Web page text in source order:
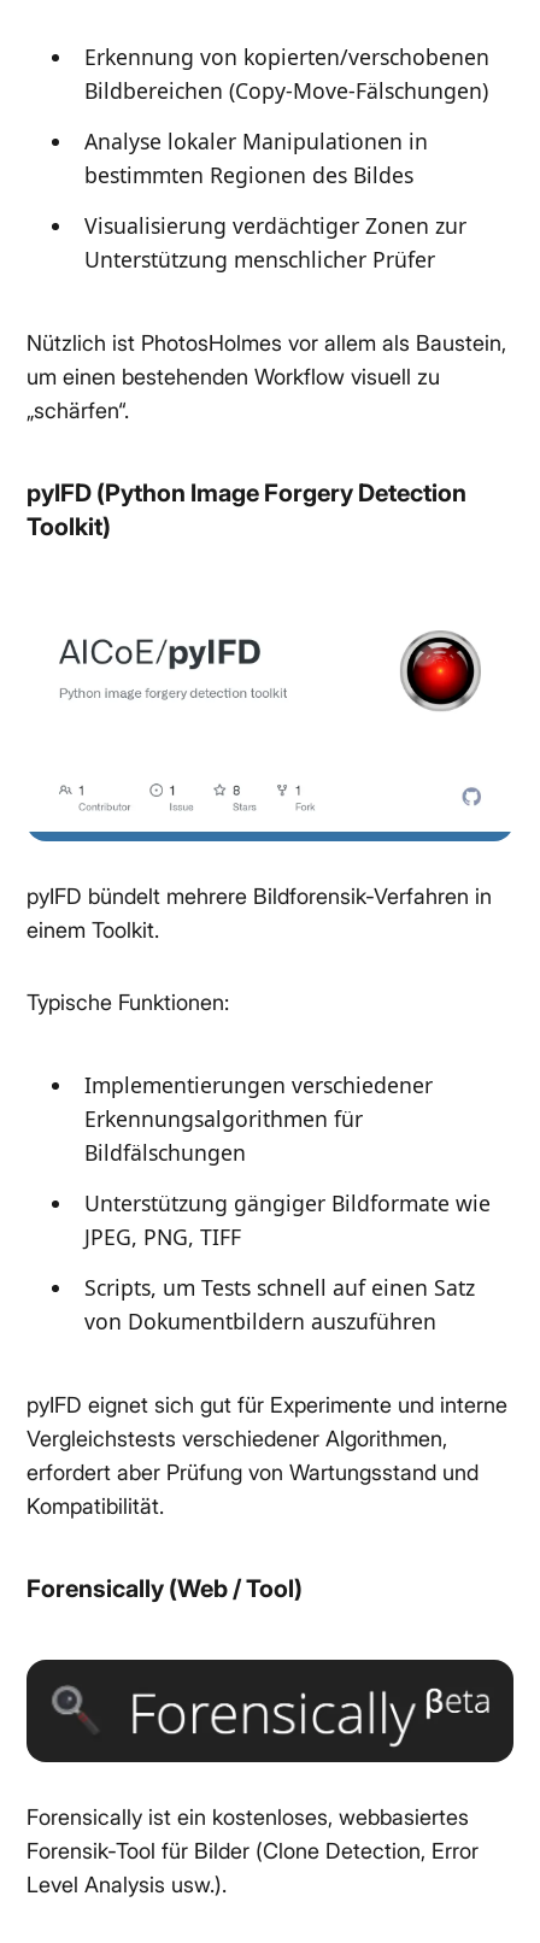
Erkennung von kopierten/verschobenen
Bildbereichen (Copy-Move-Fälschungen)
Analyse lokaler Manipulationen in
bestimmten Regionen des Bildes
Visualisierung verdächtiger Zonen zur
Unterstützung menschlicher Prüfer
Nützlich ist PhotosHolmes vor allem als Baustein,
um einen bestehenden Workflow visuell zu
„schärfen“.
pyIFD (Python Image Forgery Detection
Toolkit)
pyIFD bündelt mehrere Bildforensik-Verfahren in
einem Toolkit.
Typische Funktionen:
Implementierungen verschiedener
Erkennungsalgorithmen für
Bildfälschungen
Unterstützung gängiger Bildformate wie
JPEG, PNG, TIFF
Scripts, um Tests schnell auf einen Satz
von Dokumentbildern auszuführen
pyIFD eignet sich gut für Experimente und interne
Vergleichstests verschiedener Algorithmen,
erfordert aber Prüfung von Wartungsstand und
Kompatibilität.
Forensically (Web / Tool)
Forensically ist ein kostenloses, webbasiertes
Forensik-Tool für Bilder (Clone Detection, Error
Level Analysis usw.).